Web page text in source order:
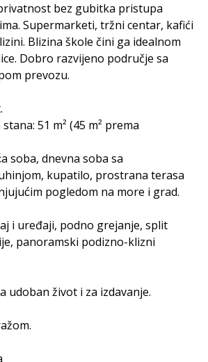
bez gubitka pristupa
Supermarketi, tržni centar, kafići
Blizina škole čini ga idealnom
Dobro razvijeno područje sa
prevozu.
51 m² (45 m² prema
soba, dnevna soba sa
kupatilo, prostrana terasa
pogledom na more i grad.
i uređaji, podno grejanje, split
panoramski podizno-klizni
udoban život i za izdavanje.